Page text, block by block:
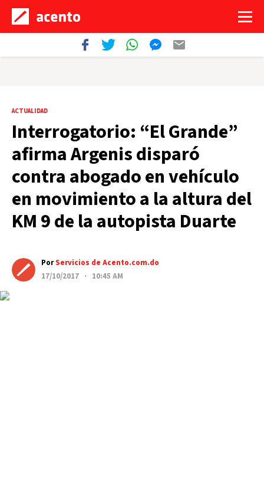
ACTUALIDAD
Interrogatorio: “El Grande”
afirma Argenis disparó
contra abogado en vehículo
en movimiento a la altura del
KM 9 de la autopista Duarte
PorServicios de Acento.com.do
17/10/2017 · 10:45 AM